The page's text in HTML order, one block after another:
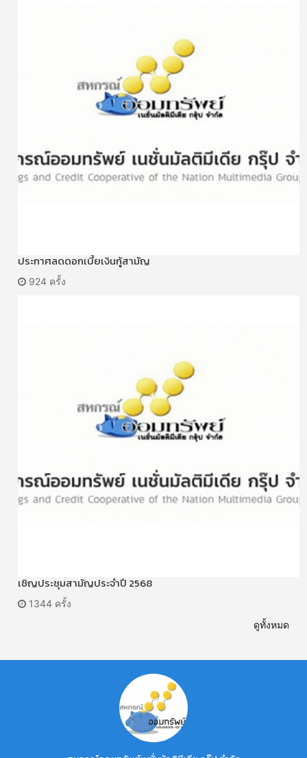
ประกาศลดดอกเบี้ยเงินกู้สามัญ
924 ครั้ง
เชิญประชุมสามัญประจำปี 2568
1344 ครั้ง
ดูทั้งหมด